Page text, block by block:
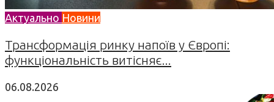
Актуально Новини
Трансформація ринку напоїв у Європі:
функціональність витісняє...
06.08.2026